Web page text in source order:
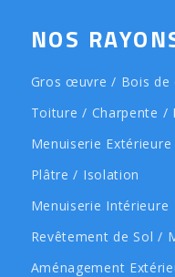
NOS
Gros œuvre / Bois de
Toiture / Charpente /
Menuiserie Extérieure
Plâtre / Isolation
Menuiserie Intérieure
Revêtement de Sol /
Aménagement